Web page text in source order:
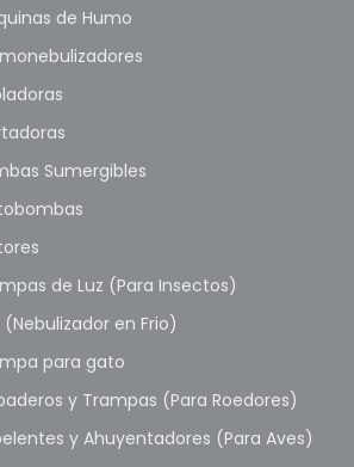
de Humo
Sumergibles
de Luz (Para Insectos)
(Nebulizador en Frio)
para gato
y Trampas (Para Roedores)
y Ahuyentadores (Para Aves)